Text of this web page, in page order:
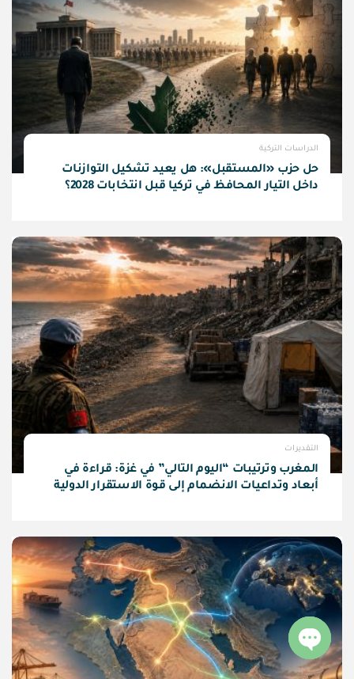
الدراسات التركية
حل حزب «المستقبل»: هل يعيد تشكيل التوازنات
داخل التيار المحافظ في تركيا قبل انتخابات 2028؟
التقديرات
المغرب وترتيبات “اليوم التالي” في غزة: قراءة في
أبعاد وتداعيات الانضمام إلى قوة الاستقرار الدولية
Open